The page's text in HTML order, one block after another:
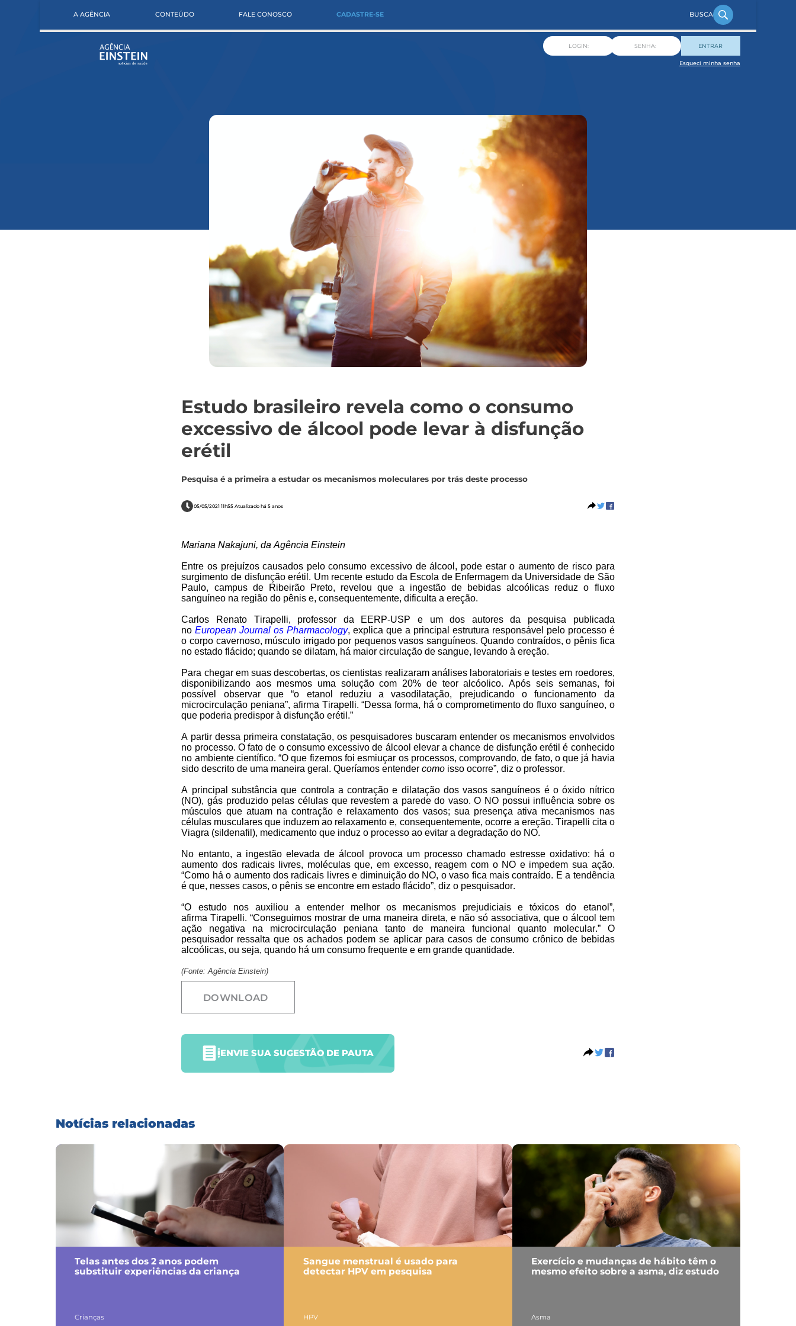
A AGÊNCIA CONTEÚDO FALE CONOSCO CADASTRE-SE
ENTRAR
Esqueci minha senha
Estudo brasileiro revela como o consumo
excessivo de álcool pode levar à disfunção
erétil
Pesquisa é a primeira a estudar os mecanismos moleculares por trás deste processo
05/05/2021 11h55 Atualizado há 5 anos
Mariana Nakajuni, da Agência Einstein
Entre os prejuízos causados pelo consumo excessivo de álcool, pode estar o aumento de risco para
surgimento de disfunção erétil. Um recente estudo da Escola de Enfermagem da Universidade de São
Paulo, campus de Ribeirão Preto, revelou que a ingestão de bebidas alcoólicas reduz o fluxo
sanguíneo na região do pênis e, consequentemente, dificulta a ereção.
Carlos Renato Tirapelli, professor da EERP-USP e um dos autores da pesquisa publicada
noEuropean Journal os Pharmacology, explica que a principal estrutura responsável pelo processo é
o corpo cavernoso, músculo irrigado por pequenos vasos sanguíneos. Quando contraídos, o pênis fica
no estado flácido; quando se dilatam, há maior circulação de sangue, levando à ereção.
Para chegar em suas descobertas, os cientistas realizaram análises laboratoriais e testes em roedores,
disponibilizando aos mesmos uma solução com 20% de teor alcóolico. Após seis semanas, foi
possível observar que “o etanol reduziu a vasodilatação, prejudicando o funcionamento da
microcirculação peniana”, afirma Tirapelli. “Dessa forma, há o comprometimento do fluxo sanguíneo, o
que poderia predispor à disfunção erétil.”
A partir dessa primeira constatação, os pesquisadores buscaram entender os mecanismos envolvidos
no processo. O fato de o consumo excessivo de álcool elevar a chance de disfunção erétil é conhecido
no ambiente científico. “O que fizemos foi esmiuçar os processos, comprovando, de fato, o que já havia
sido descrito de uma maneira geral. Queríamos entendercomo isso ocorre”, diz o professor.
A principal substância que controla a contração e dilatação dos vasos sanguíneos é o óxido nítrico
(NO), gás produzido pelas células que revestem a parede do vaso. O NO possui influência sobre os
músculos que atuam na contração e relaxamento dos vasos; sua presença ativa mecanismos nas
células musculares que induzem ao relaxamento e, consequentemente, ocorre a ereção. Tirapelli cita o
Viagra (sildenafil), medicamento que induz o processo ao evitar a degradação do NO.
No entanto, a ingestão elevada de álcool provoca um processo chamado estresse oxidativo: há o
aumento dos radicais livres, moléculas que, em excesso, reagem com o NO e impedem sua ação.
“Como há o aumento dos radicais livres e diminuição do NO, o vaso fica mais contraído. E a tendência
é que, nesses casos, o pênis se encontre em estado flácido”, diz o pesquisador.
“O estudo nos auxiliou a entender melhor os mecanismos prejudiciais e tóxicos do etanol”,
afirmaTirapelli. “Conseguimos mostrar de uma maneira direta, e não só associativa, que o álcool tem
ação negativa na microcirculação peniana tanto de maneira funcional quanto molecular.” O
pesquisador ressalta que os achados podem se aplicar para casos de consumo crônico de bebidas
alcoólicas, ou seja, quando há um consumo frequente e em grande quantidade.
(Fonte: Agência Einstein)
DOWNLOAD
ENVIE SUA SUGESTÃO DE PAUTA
Notícias relacionadas
Telas antes dos 2 anos podem
substituir experiências da criança
Crianças
Sangue menstrual é usado para
detectar HPV em pesquisa
HPV
Exercício e mudanças de hábito têm o
mesmo efeito sobre a asma, diz estudo
Asma